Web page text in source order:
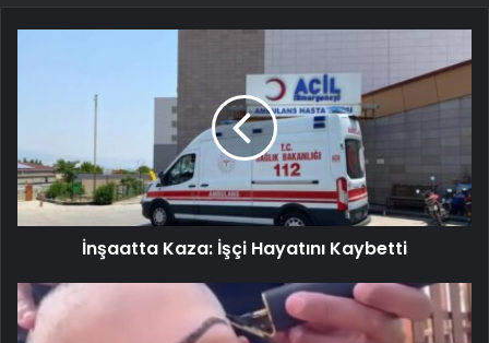
İnşaatta Kaza: İşçi Hayatını Kaybetti